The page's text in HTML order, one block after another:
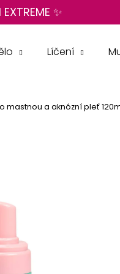
EXTREME ✨
Líčení
mastnou a aknózní pleť
HLEDAT